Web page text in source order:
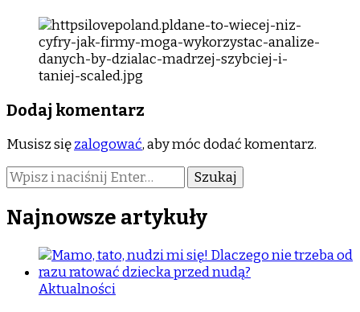
Dodaj komentarz
Musisz sięzalogować, aby móc dodać komentarz.
Szukasz
czegoś?
Najnowsze artykuły
Aktualności